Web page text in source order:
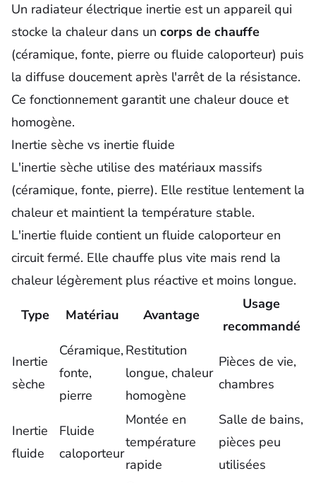
Un radiateur électrique inertie est un appareil qui
stocke la chaleur dans un corps de chauffe
(céramique, fonte, pierre ou fluide caloporteur) puis
la diffuse doucement après l'arrêt de la résistance.
Ce fonctionnement garantit une chaleur douce et
homogène.
Inertie sèche vs inertie fluide
L'inertie sèche utilise des matériaux massifs
(céramique, fonte, pierre). Elle restitue lentement la
chaleur et maintient la température stable.
L'inertie fluide contient un fluide caloporteur en
circuit fermé. Elle chauffe plus vite mais rend la
chaleur légèrement plus réactive et moins longue.
Type Matériau Avantage
Usage
recommandé
Inertie
sèche
Céramique,
fonte,
pierre
Restitution
longue, chaleur
homogène
Pièces de vie,
chambres
Inertie
fluide
Fluide
caloporteur
Montée en
température
rapide
Salle de bains,
pièces peu
utilisées